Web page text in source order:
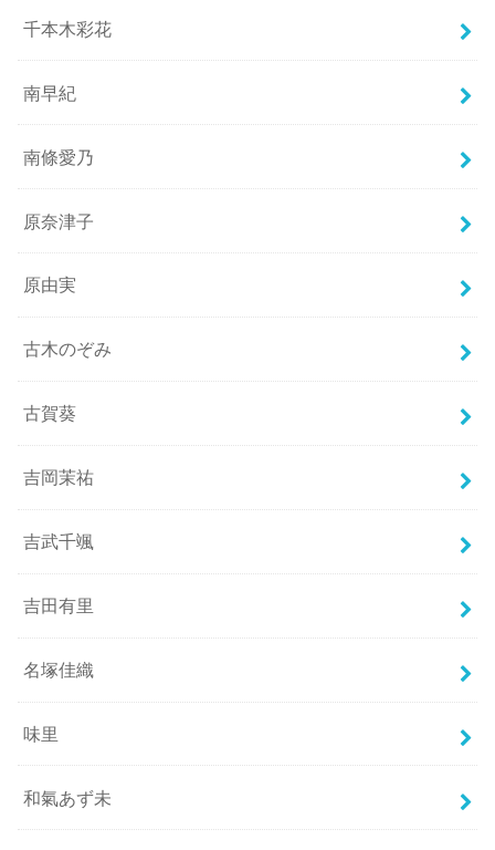
千本木彩花
南早紀
南條愛乃
原奈津子
原由実
古木のぞみ
古賀葵
吉岡茉祐
吉武千颯
吉田有里
名塚佳織
味里
和氣あず未